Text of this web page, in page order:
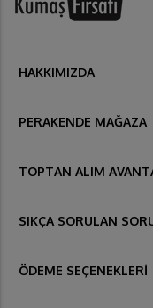
HAKKIMIZDA
PERAKENDE MAĞAZA
TOPTAN ALIM
SIKÇA SORULAN
ÖDEME SEÇENEKLERİ